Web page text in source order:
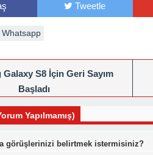
Tweetle
Whatsapp
S8 İçin Geri Sayım
Başladı
Yapılmamış)
görüşlerinizi belirtmek istermisiniz?